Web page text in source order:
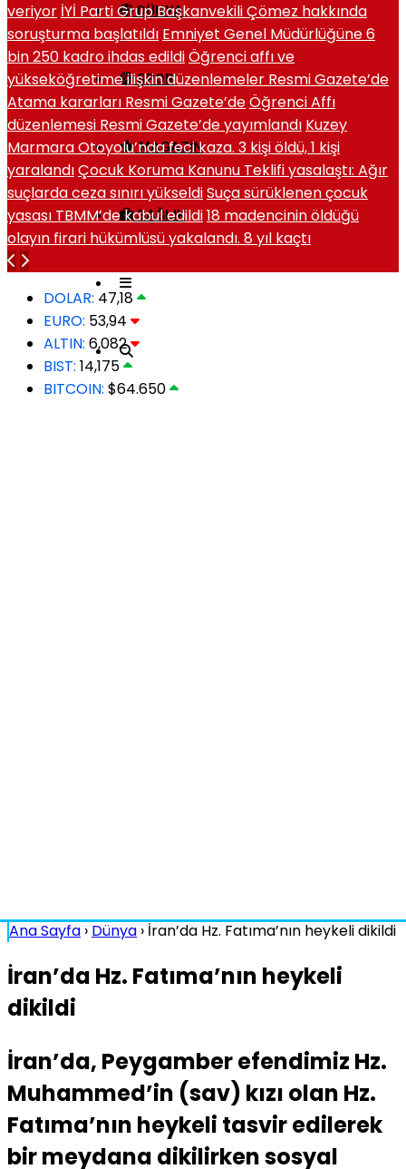
DÜNYA
SPOR
MAGAZIN
SAĞLIK
veriyor İYİ Parti Grup Başkanvekili Çömez hakkında
soruşturma başlatıldı Emniyet Genel Müdürlüğüne 6
bin 250 kadro ihdas edildiÖğrenci affı ve
yükseköğretime ilişkin düzenlemeler Resmi Gazete’de
Atama kararları Resmi Gazete’deÖğrenci Affı
düzenlemesi Resmi Gazete’de yayımlandı Kuzey
Marmara Otoyolu’nda feci kaza. 3 kişi öldü, 1 kişi
yaralandıÇocuk Koruma Kanunu Teklifi yasalaştı: Ağır
suçlarda ceza sınırı yükseldiSuça sürüklenen çocuk
yasası TBMM’de kabul edildi18 madencinin öldüğü
olayın firari hükümlüsü yakalandı. 8 yıl kaçtı
DOLAR: 47,18
EURO: 53,94
ALTIN: 6,082
BIST: 14,175
BITCOIN: $64.650
Ana Sayfa › Dünya › İran’da Hz. Fatıma’nın heykeli dikildi
İran’da Hz. Fatıma’nın heykeli
dikildi
İran’da, Peygamber efendimiz Hz.
Muhammed’in (sav) kızı olan Hz.
Fatıma’nın heykeli tasvir edilerek
bir meydana dikilirken sosyal